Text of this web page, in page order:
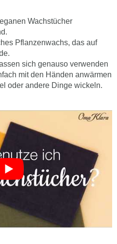
Wachstücher
Pflanzenwachs, das auf
sich genauso verwenden
mit den Händen anwärmen
oder andere Dinge wickeln.